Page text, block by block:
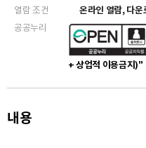
열람 조건
온라인 열람, 다운
공공누리
+ 상업적 이용금지)"
내용